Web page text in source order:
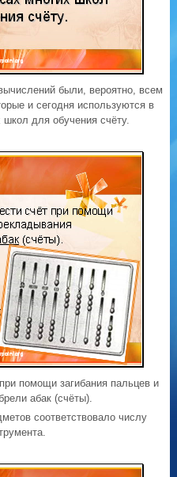
были, вероятно, всем
и сегодня используются в
для обучения счёту.
помощи загибания пальцев и
абак (счёты).
соответствовало числу